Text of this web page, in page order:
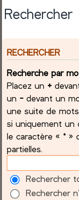
Rechercher
RECHERCHER
Recherche par
Placez un +
un - devant un
une suite de
si uniquement un
le caractère « * »
partielles.
Rechercher
Rechercher